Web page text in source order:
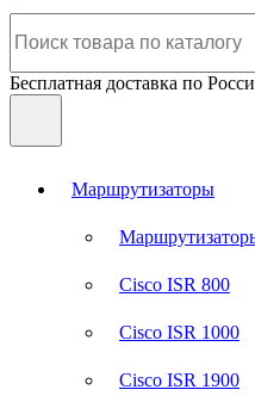
Бесплатная доставка по
Маршрутизаторы
Cisco ISR 800
Cisco ISR 1000
Cisco ISR 1900